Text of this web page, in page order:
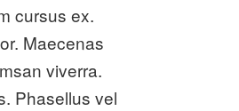
cursus ex.
Maecenas
viverra.
Phasellus vel